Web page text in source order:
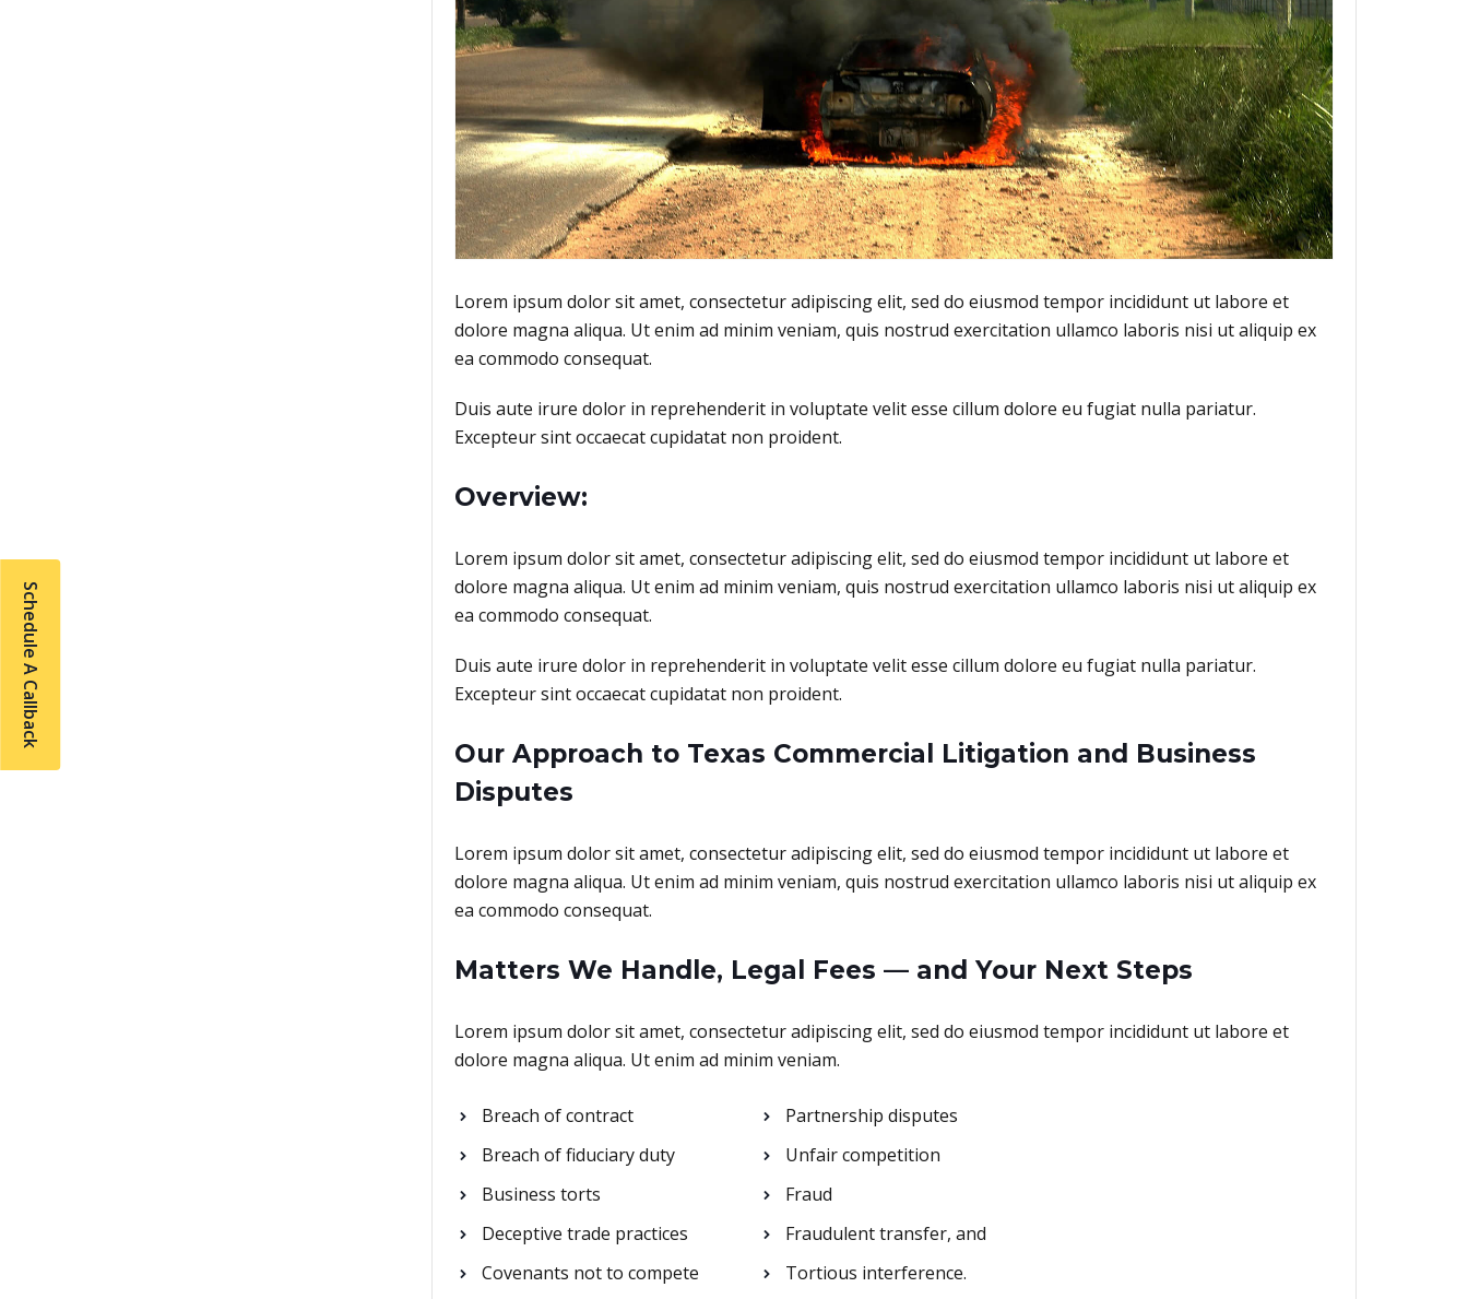
Lorem ipsum dolor sit amet, consectetur adipiscing elit, sed do eiusmod tempor incididunt ut labore et
dolore magna aliqua. Ut enim ad minim veniam, quis nostrud exercitation ullamco laboris nisi ut aliquip ex
ea commodo consequat.
Duis aute irure dolor in reprehenderit in voluptate velit esse cillum dolore eu fugiat nulla pariatur.
Excepteur sint occaecat cupidatat non proident.
Overview:
Lorem ipsum dolor sit amet, consectetur adipiscing elit, sed do eiusmod tempor incididunt ut labore et
dolore magna aliqua. Ut enim ad minim veniam, quis nostrud exercitation ullamco laboris nisi ut aliquip ex
ea commodo consequat.
Duis aute irure dolor in reprehenderit in voluptate velit esse cillum dolore eu fugiat nulla pariatur.
Excepteur sint occaecat cupidatat non proident.
Our Approach to Texas Commercial Litigation and Business
Disputes
Lorem ipsum dolor sit amet, consectetur adipiscing elit, sed do eiusmod tempor incididunt ut labore et
dolore magna aliqua. Ut enim ad minim veniam, quis nostrud exercitation ullamco laboris nisi ut aliquip ex
ea commodo consequat.
Matters We Handle, Legal Fees — and Your Next Steps
Lorem ipsum dolor sit amet, consectetur adipiscing elit, sed do eiusmod tempor incididunt ut labore et
dolore magna aliqua. Ut enim ad minim veniam.
Breach of contract
Breach of fiduciary duty
Business torts
Deceptive trade practices
Covenants not to compete
Partnership disputes
Unfair competition
Fraud
Fraudulent transfer, and
Tortious interference.
Schedule A Callback